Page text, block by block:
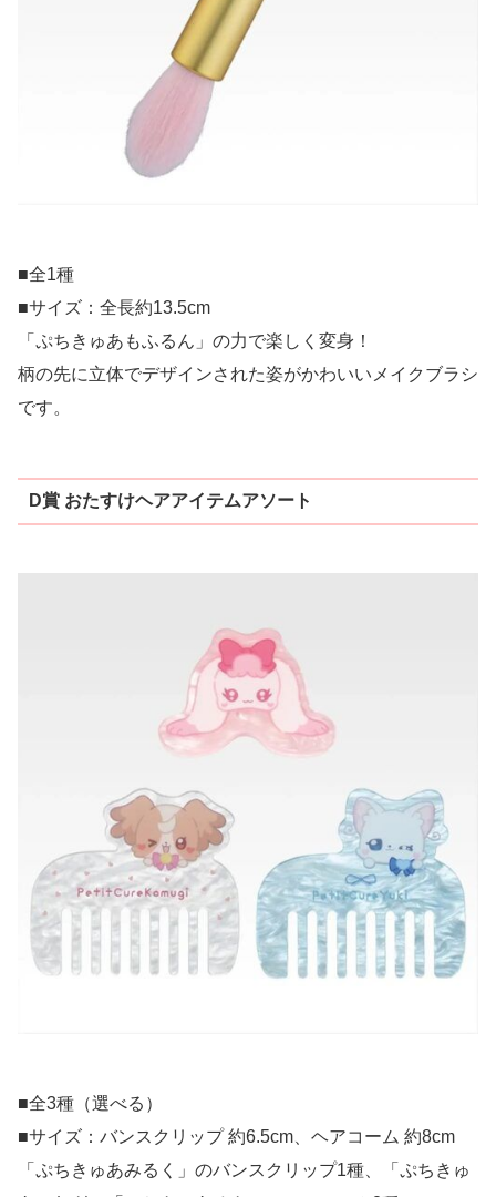
■全1種
■サイズ：全長約13.5cm
「ぷちきゅあもふるん」の力で楽しく変身！
柄の先に立体でデザインされた姿がかわいいメイクブラシ
です。
D賞 おたすけヘアアイテムアソート
■全3種（選べる）
■サイズ：バンスクリップ 約6.5cm、ヘアコーム 約8cm
「ぷちきゅあみるく」のバンスクリップ1種、「ぷちきゅ